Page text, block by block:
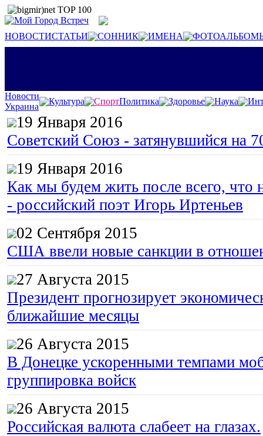
НОВОСТИСТАТЬИ СОННИК ИМЕНА
Новости
Украина
Культура СпортПолитика Здоровье Наука
19 Января 2016
Советский Союз - затянувшийся на
19 Января 2016
Как мы будем жить после всего, что
- российский поэт Игорь Иртеньев
02 Сентября 2015
США ввели новые санкции в
27 Августа 2015
Президент прогнозирует
ближайшие месяцы
26 Августа 2015
В Донецке ускоренными темпами
группировка войск
26 Августа 2015
Российская валюта слабеет на глазах.